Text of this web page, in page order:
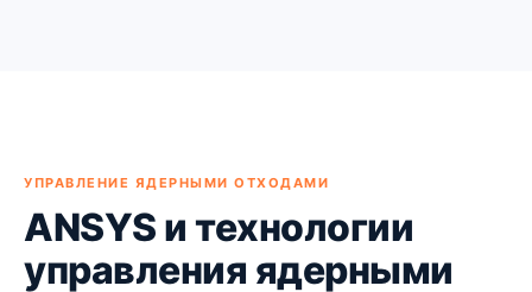
УПРАВЛЕНИЕ ЯДЕРНЫМИ ОТХОДАМИ
ANSYS и технологии
управления ядерными